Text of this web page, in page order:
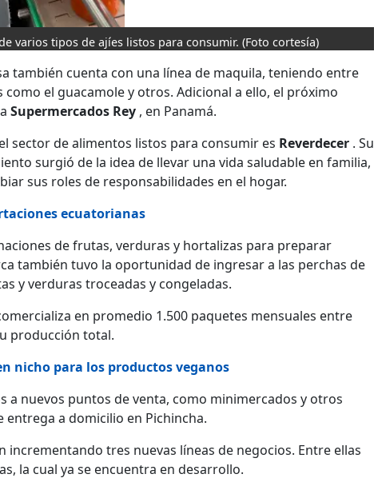
varios tipos de ajíes listos para consumir. (Foto cortesía)
también cuenta con una línea de maquila, teniendo entre
el guacamole y otros. Adicional a ello, el próximo
Supermercados Rey , en Panamá.
sector de alimentos listos para consumir es Reverdecer . Su
surgió de la idea de llevar una vida saludable en familia,
sus roles de responsabilidades en el hogar.
ecuatorianas
de frutas, verduras y hortalizas para preparar
también tuvo la oportunidad de ingresar a las perchas de
y verduras troceadas y congeladas.
en promedio 1.500 paquetes mensuales entre
producción total.
nicho para los productos veganos
a nuevos puntos de venta, como minimercados y otros
a domicilio en Pichincha.
incrementando tres nuevas líneas de negocios. Entre ellas
la cual ya se encuentra en desarrollo.